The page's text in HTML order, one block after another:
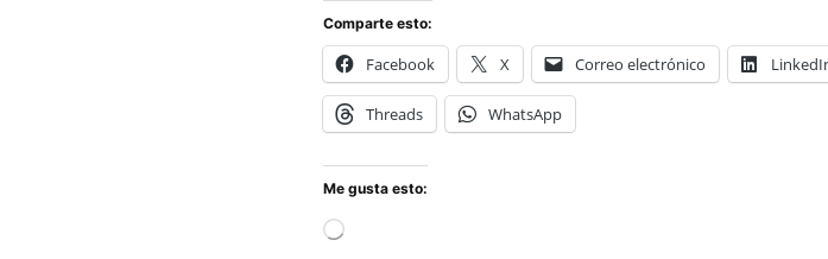
Comparte esto:
Facebook X Correo electrónico
Threads WhatsApp
Me gusta esto: